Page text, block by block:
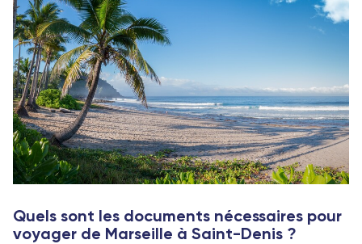
Quels sont les documents nécessaires pour
voyager de Marseille à Saint-Denis ?